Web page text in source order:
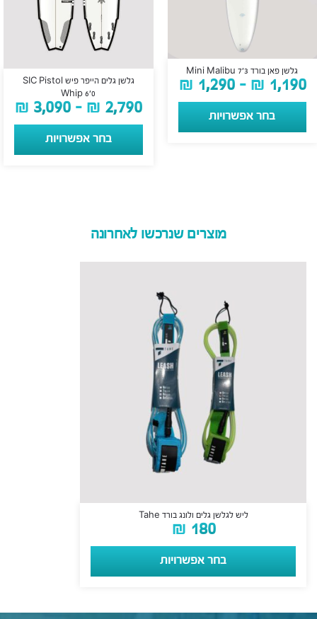
גלשן פאן בורד Mini Malibu 7’3
₪ 1,190
–
₪ 1,290
בחר אפשרויות
גלשן גלים הייפר פיש SIC Pistol
Whip 6’0
₪ 2,790
–
₪ 3,090
בחר אפשרויות
מוצרים שנרכשו לאחרונה
ליש לגלשן גלים ולונג בורד Tahe
₪ 180
בחר אפשרויות